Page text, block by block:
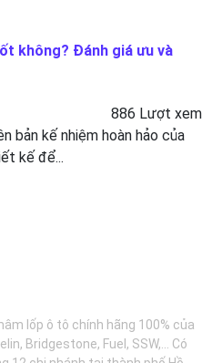
không? Đánh giá ưu và
886 Lượt xem
bản kế nhiệm hoàn hảo của
kế để...
lốp ô tô chính hãng 100% của
Bridgestone, Fuel, SSW,... Có